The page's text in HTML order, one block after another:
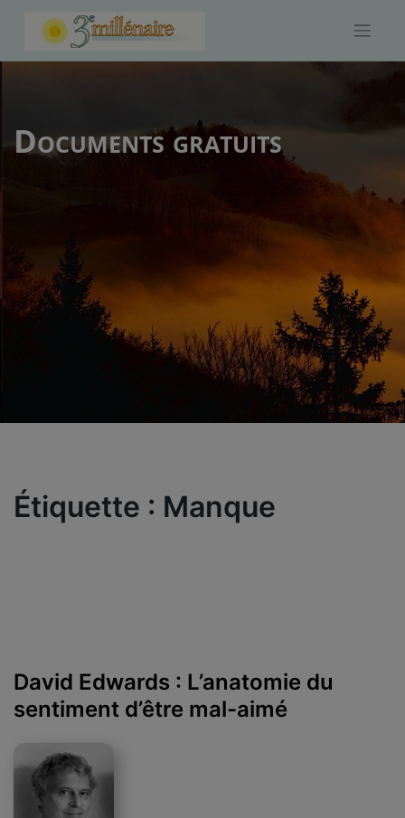
Documents gratuits
Étiquette : Manque
David Edwards : L’anatomie du
sentiment d’être mal-aimé